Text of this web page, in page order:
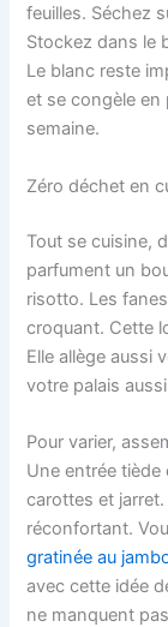
feuilles. Séchez
Stockez dans le
Le blanc reste
et se congèle en
semaine.
Zéro déchet en
Tout se cuisine,
parfument un
risotto. Les
croquant. Cette
Elle allège aussi
votre palais
Pour varier,
Une entrée
carottes et
réconfortant.
gratinée au
avec cette idée
ne manquent